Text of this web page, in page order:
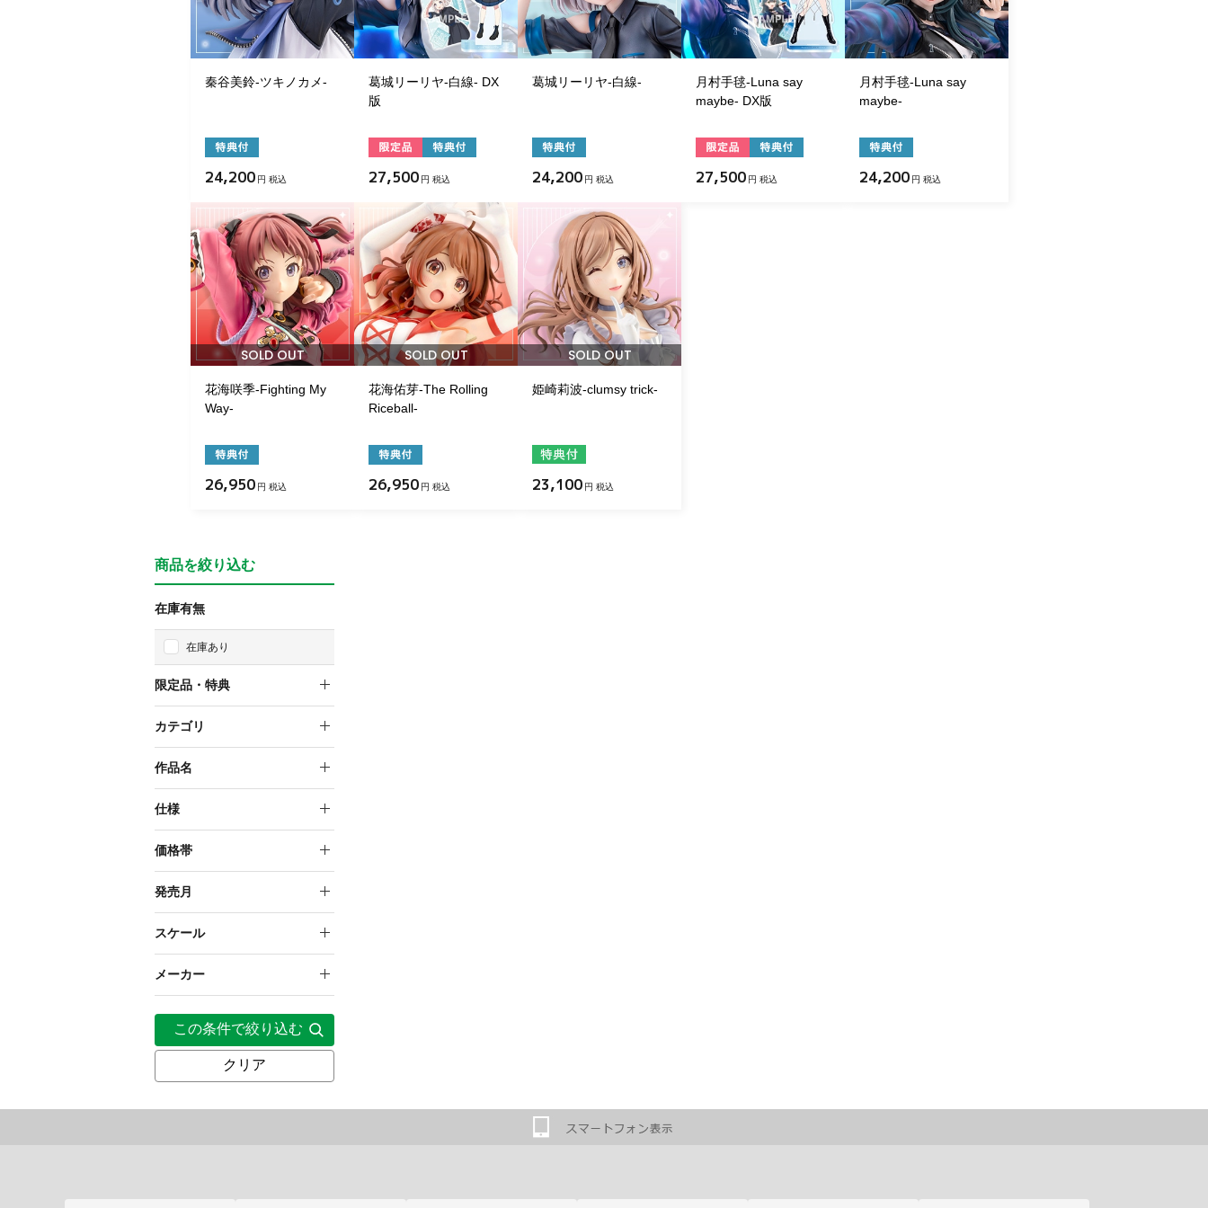
秦谷美鈴-ツキノカメ-
24,200 円 税込
葛城リーリヤ-白線- DX
版
27,500 円 税込
葛城リーリヤ-白線-
24,200 円 税込
月村手毬-Luna say
maybe- DX版
27,500 円 税込
月村手毬-Luna say
maybe-
24,200 円 税込
SOLD OUT
花海咲季-Fighting My
Way-
26,950 円 税込
SOLD OUT
花海佑芽-The Rolling
Riceball-
26,950 円 税込
SOLD OUT
姫崎莉波-clumsy trick-
23,100 円 税込
商品を絞り込む
在庫有無
在庫あり
限定品・特典
特典付
限定品＋特典付
カテゴリ
スケールフィギュア
作品名
仕様
塗装済み完成品フィギュア
塗装済み完成品フィギュア
（一部組み立て）
価格帯
20,000円～29,999円
発売月
2025年11月
2026年2月
2026年11月
2026年12月
スケール
1/7
メーカー
壽屋
この条件で絞り込む
クリア